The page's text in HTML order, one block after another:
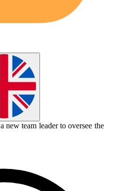
a new team leader to oversee the